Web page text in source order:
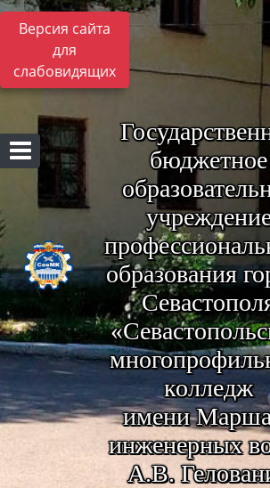
Версия сайта
для
слабовидящих
бюджетное
образования
колледж
имени
инженерных
А.В.